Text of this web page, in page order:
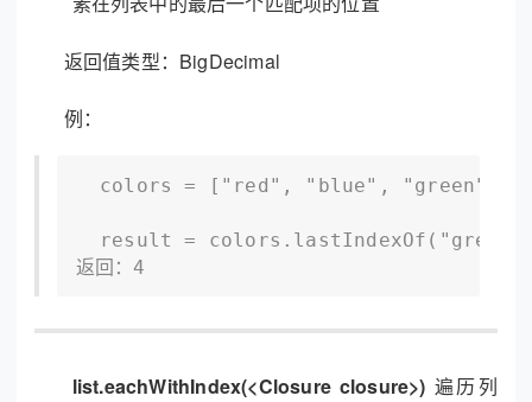
返回值类型：BigDecimal
例：
colors = ["red", "blue", "green",
result =
返回：4
list.eachWithIndex(<Closure closure>) 遍历列